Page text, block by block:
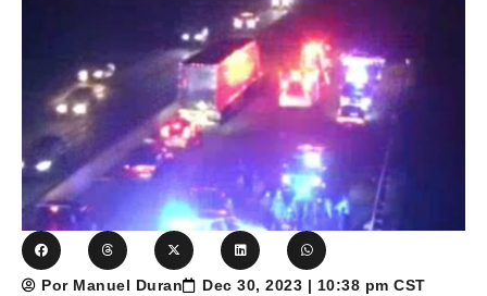
Por Manuel Duran Dec 30, 2023 | 10:38 pm CST